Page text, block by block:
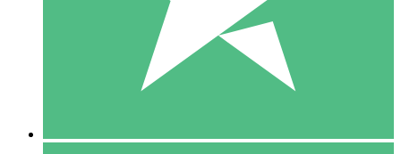
1 Nedladdningar
10 00